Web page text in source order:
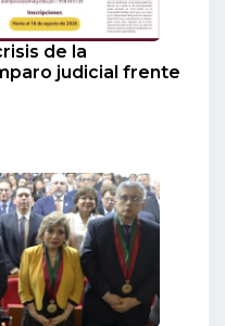
de la
judicial frente